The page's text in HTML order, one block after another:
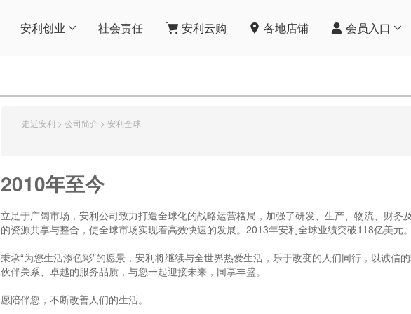
安利创业 社会责任 安利云购 各地店铺 会员入口
走近安利 >公司简介 >安利全球
2010年至今
立足于广阔市场，安利公司致力打造全球化的战略运营格局，加强了研发、生产、物流、财务
的资源共享与整合，使全球市场实现着高效快速的发展。2013年安利全球业绩突破118亿美元。
秉承“为您生活添色彩”的愿景，安利将继续与全世界热爱生活，乐于改变的人们同行，以诚信
伙伴关系、卓越的服务品质，与您一起迎接未来，同享丰盛。
愿陪伴您，不断改善人们的生活。